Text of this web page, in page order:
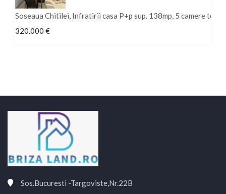
Soseaua Chitilei, Infratirii casa P+p sup. 138mp, 5 camere
320.000 €
Sos.Bucuresti -Targoviste,Nr.22B